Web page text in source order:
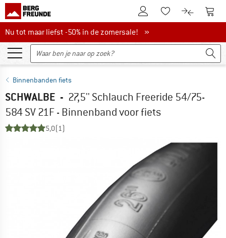
De klantenaccount
Naar deNaar de
Nu tot maar liefst -50% in de zomersale!
Nu tot maar liefst -50% in de zomersale! »
Binnenbanden fiets
SCHWALBE - 27,5'' Schlauch Freeride 54/75-
584 SV 21F - Binnenband voor fiets
5,0(1)